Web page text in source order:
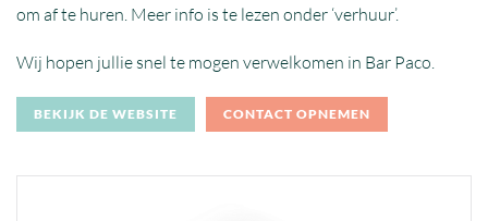
om af te huren. Meer info is te lezen onder ‘verhuur’.
Wij hopen jullie snel te mogen verwelkomen in Bar Paco.
BEKIJK DE WEBSITE CONTACT OPNEMEN